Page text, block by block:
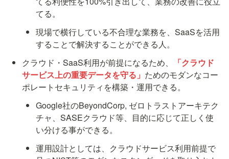
てる。
現場で横行している不合理な業務を、SaaSを活用
することで解決することができる人。
クラウド・SaaS利用が前提になるため、
「クラウド
サービス上の重要データを守る」 ためのモダンなコー
ポレートセキュリティを構築・運用できる。
Google社のBeyondCorp, ゼロトラストアーキテク
チャ、SASEクラウド等、目的に応じて正しく使
い分ける事ができる。
運用設計としては、クラウドサービス利用前提で